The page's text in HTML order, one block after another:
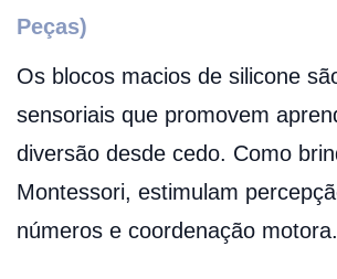
Peças)
Os blocos macios de silicone
sensoriais que promovem
diversão desde cedo. Como
Montessori, estimulam
números e coordenação motora.